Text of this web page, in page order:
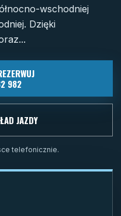
wschodniej
Dzięki
982
JAZDY
telefonicznie.